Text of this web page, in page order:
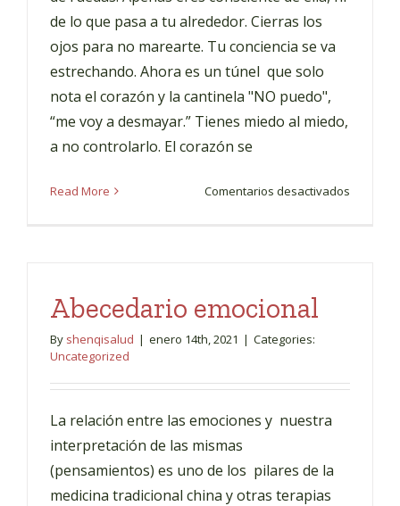
de lo que pasa a tu alrededor. Cierras los
ojos para no marearte. Tu conciencia se va
estrechando. Ahora es un túnel que solo
nota el corazón y la cantinela "NO puedo",
“me voy a desmayar.” Tienes miedo al miedo,
a no controlarlo. El corazón se
Read More Comentarios desactivados
Abecedario emocional
By shenqisalud | enero 14th, 2021 | Categories:
Uncategorized
La relación entre las emociones y nuestra
interpretación de las mismas
(pensamientos) es uno de los pilares de la
medicina tradicional china y otras terapias